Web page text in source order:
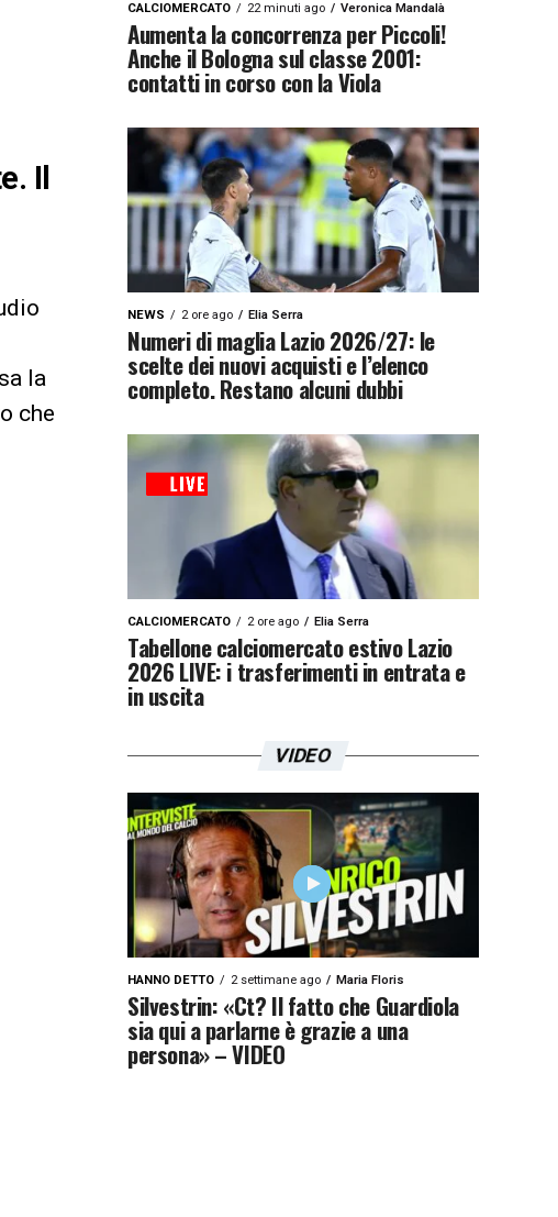
Il
la
che
CALCIOMERCATO 22 minuti ago Veronica Mandalà
Aumenta la concorrenza per Piccoli!
Anche il Bologna sul classe 2001:
contatti in corso con la Viola
NEWS 2 ore ago Elia Serra
Numeri di maglia Lazio 2026/27: le
scelte dei nuovi acquisti e l’elenco
completo. Restano alcuni dubbi
CALCIOMERCATO 2 ore ago Elia Serra
Tabellone calciomercato estivo Lazio
2026 LIVE: i trasferimenti in entrata e
in uscita
VIDEO
HANNO DETTO 2 settimane ago Maria Floris
Silvestrin: «Ct? Il fatto che Guardiola
sia qui a parlarne è grazie a una
persona» – VIDEO